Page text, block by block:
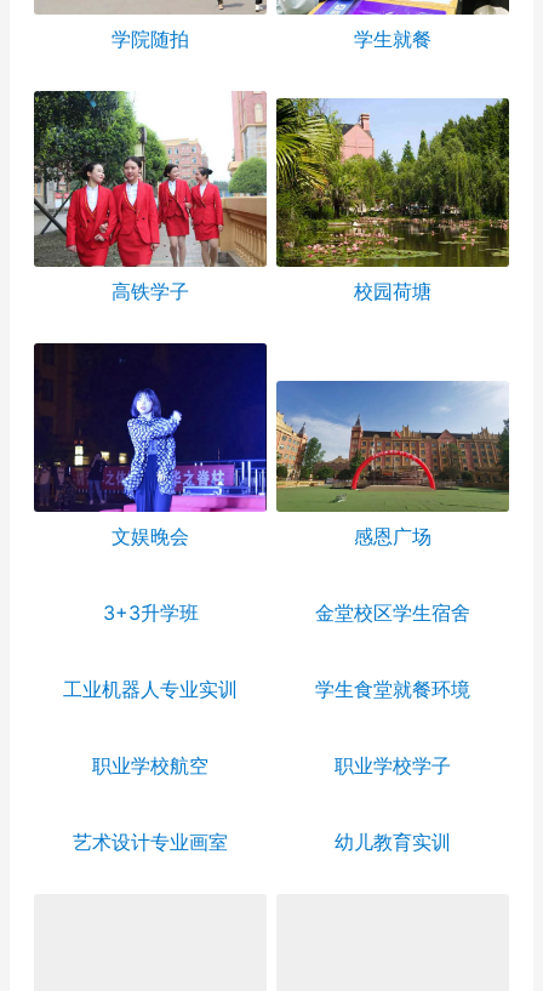
学院随拍 学生就餐
高铁学子 校园荷塘
文娱晚会 感恩广场
3+3升学班 金堂校区学生宿舍
工业机器人专业实训 学生食堂就餐环境
职业学校航空 职业学校学子
艺术设计专业画室 幼儿教育实训